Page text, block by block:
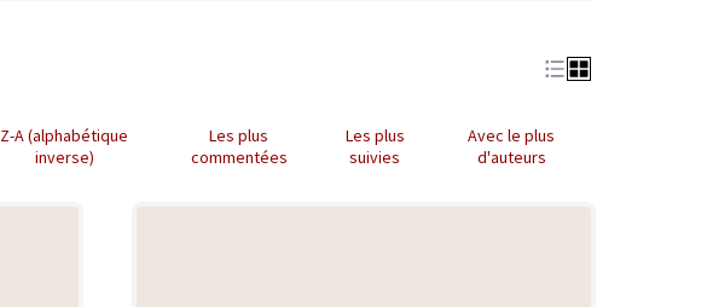
Z-A (alphabétique
inverse)
Les plus
commentées
Les plus
suivies
Avec le plus
d'auteurs